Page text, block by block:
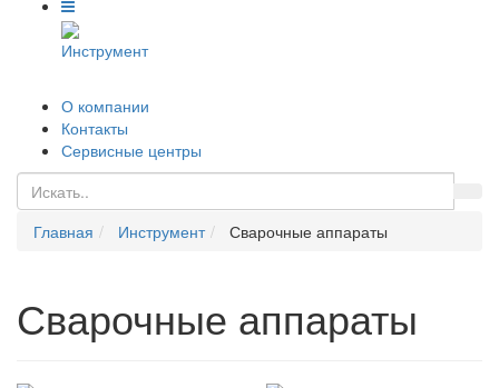
Инструмент
О компании
Контакты
Сервисные центры
Главная Инструмент Сварочные аппараты
Сварочные аппараты